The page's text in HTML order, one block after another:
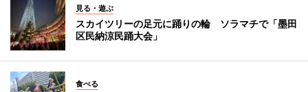
見る・遊ぶ
スカイツリーの足元に踊りの輪 ソラマチで「墨田
区民納涼民踊大会」
食べる